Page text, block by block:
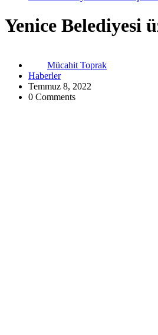
Yenice Belediyesi
Mücahit Toprak
Haberler
Temmuz 8, 2022
0 Comments